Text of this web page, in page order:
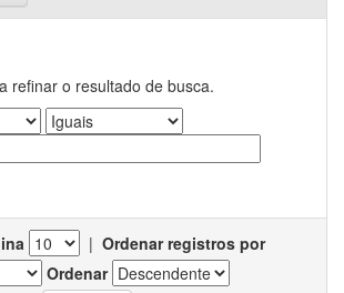
refinar o resultado de busca.
| Ordenar registros por
Ordenar